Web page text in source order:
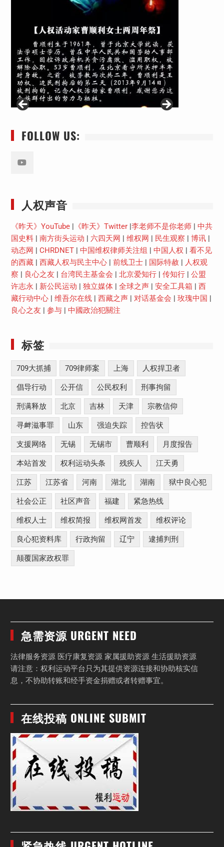
FOLLOW US:
人权声音
《昨天》YouTube| 《昨天》Twitter| 李老师不是你老师| 中共
国史料| 南方街头运动 六四天网 维权网 民生观察 博讯|
动态网
CHRDNET| 中国维权律师关注组 中国人权
看不见
的西藏| 西藏人权与民主中心| 前线卫士| 国际特赦
人权观
察
良心之友 台湾民主基金会 北京爱知行| 传知行| 公盟
许志永
新公民运动 独立媒体| 全球之声| 安全工具箱
西
藏行动中心| 维吾尔在线| 西藏之声| 对话基金会 玫瑰中国
良心之友
参与| 中國政治犯關注
标签
709大抓捕 709律师案 上海 人权捍卫者
倡导行动 公开信 公民权利 刑事拘留
刑满释放 北京 吉林 天津 宗教信仰
寻衅滋事罪 山东 强迫失踪 控告状
支援网络 无锡 无锡市 曹顺利 月度报告
本站首发 权利运动头条 残疾人 江天勇
江苏 江苏省 河南 湖北 湖南 狱中良心犯
社会公正 社区声音 福建 紧急热线
维权人士 维权简报 维权网首发 维权评论
良心犯资料库 行政拘留 辽宁 逮捕判刑
颠覆国家政权罪
急需资源 URGENT NEED
法律服务资源 医疗康复资源 家属援助资源 生活援助资源
请注意：权利运动平台只为其提供资源连接和协助核实信
息，不协助转账和经手资金捐赠或者转赠事宜。
在线投稿 ONLINE SUBMIT